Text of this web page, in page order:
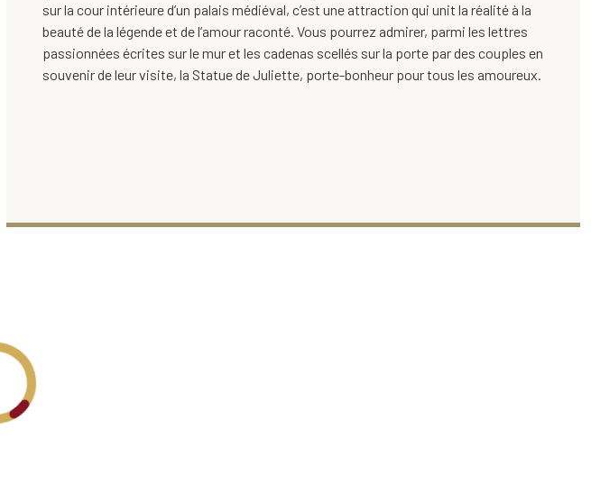
sur la cour intérieure d’un palais médiéval, c’est une attraction qui unit la réalité à la
beauté de la légende et de l’amour raconté. Vous pourrez admirer, parmi les lettres
passionnées écrites sur le mur et les cadenas scellés sur la porte par des couples en
souvenir de leur visite, la Statue de Juliette, porte-bonheur pour tous les amoureux.